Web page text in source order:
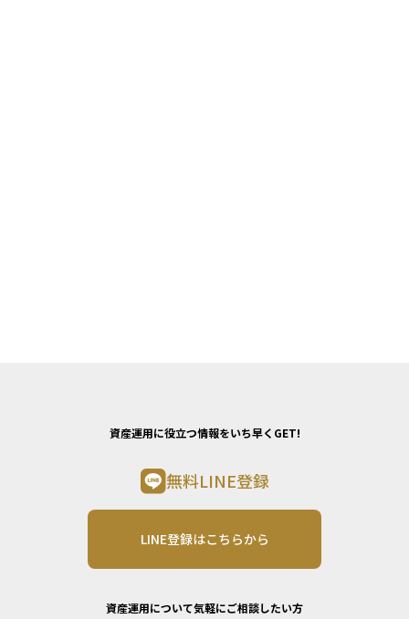
資産運用に役立つ情報をいち早くGET!
無料LINE登録
LINE登録はこちらから
資産運用について気軽にご相談したい方